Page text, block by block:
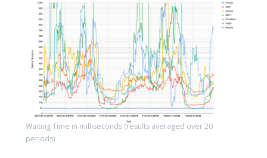
Waiting Time in milliseconds (results averaged over 20
periods)